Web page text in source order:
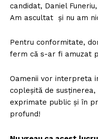
candidat, Daniel
Am ascultat și nu am
Pentru conformitate,
ferm că s-ar fi amuzat
Oamenii vor interpreta
copleșită de
exprimate public și în
profund!